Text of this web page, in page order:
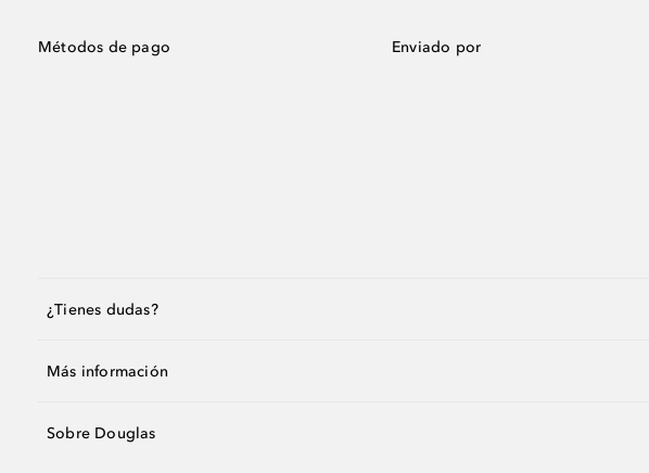
Métodos de pago Enviado por
¿Tienes dudas?
Más información
Sobre Douglas